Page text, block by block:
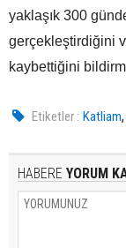
yaklaşık 300
gerçekleştirdiğini
kaybettiğini
Etiketler : Katliam
HABERE YORUM